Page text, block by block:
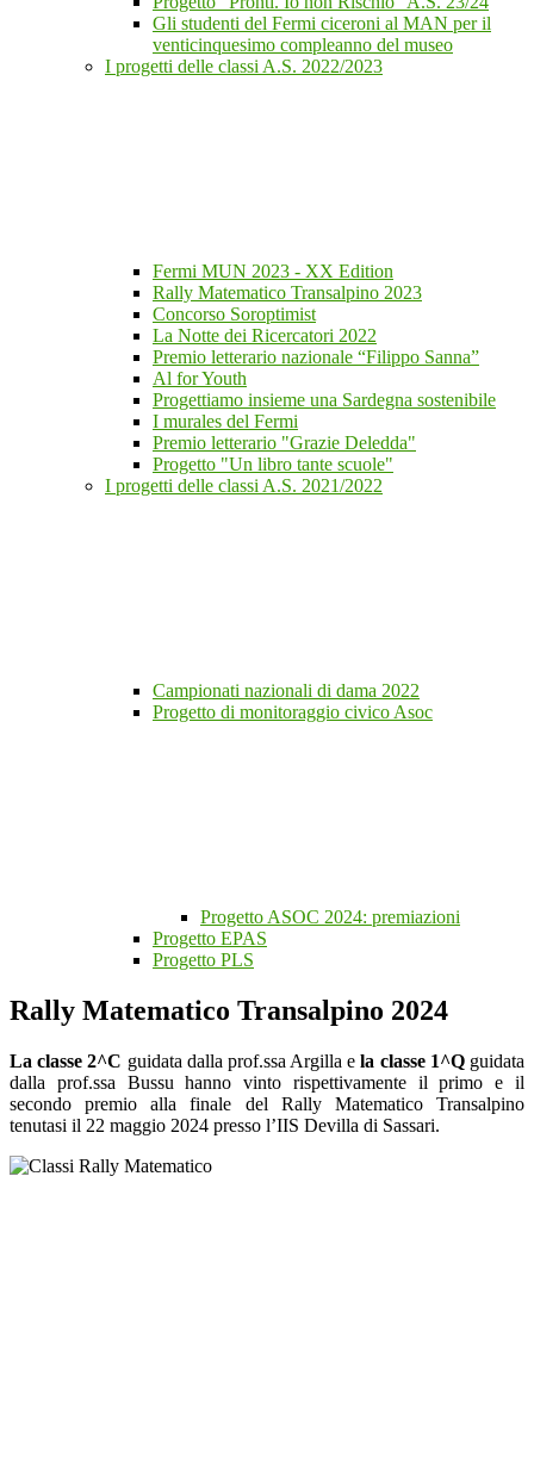
Gli studenti del Fermi ciceroni al MAN per il
venticinquesimo compleanno del museo
I progetti delle classi A.S. 2022/2023
Fermi MUN 2023 - XX Edition
Rally Matematico Transalpino 2023
Concorso Soroptimist
La Notte dei Ricercatori 2022
Premio letterario nazionale “Filippo Sanna”
Al for Youth
Progettiamo insieme una Sardegna sostenibile
I murales del Fermi
Premio letterario "Grazie Deledda"
Progetto "Un libro tante scuole"
I progetti delle classi A.S. 2021/2022
Campionati nazionali di dama 2022
Progetto di monitoraggio civico Asoc
Progetto ASOC 2024: premiazioni
Progetto EPAS
Progetto PLS
Rally Matematico Transalpino 2024
La classe 2^C guidata dalla prof.ssa Argilla e la classe 1^Qguidata
dalla prof.ssa Bussu hanno vinto rispettivamente il primo e il
secondo premio alla finale del Rally Matematico Transalpino
tenutasi il 22 maggio 2024 presso l’IIS Devilla di Sassari.